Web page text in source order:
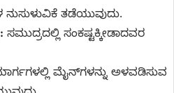
ನುಸುಳುವಿಕೆ ತಡೆಯುವುದು.
ಸಮುದ್ರದಲ್ಲಿ ಸಂಕಷ್ಟಕ್ಕೀಡಾದವರ
ಮೈನ್‌ಗಳನ್ನು ಅಳವಡಿಸುವ